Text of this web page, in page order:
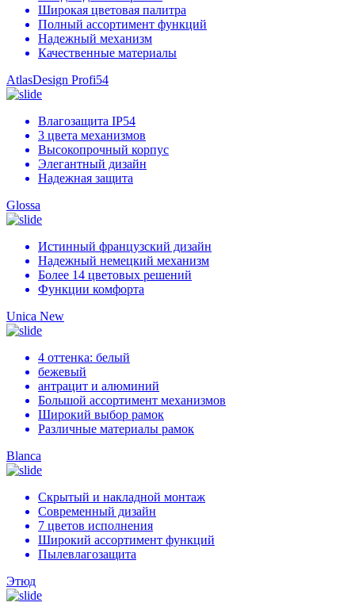
Широкая цветовая палитра
Полный ассортимент функций
Надежный механизм
Качественные материалы
AtlasDesign Profi54
Влагозащита IP54
3 цвета механизмов
Высокопрочный корпус
Элегантный дизайн
Надежная защита
Glossa
Истинный французский дизайн
Надежный немецкий механизм
Более 14 цветовых решений
Функции комфорта
Unica New
4 оттенка: белый
бежевый
антрацит и алюминий
Большой ассортимент механизмов
Широкий выбор рамок
Различные материалы рамок
Blanca
Скрытый и накладной монтаж
Современный дизайн
7 цветов исполнения
Широкий ассортимент функций
Пылевлагозащита
Этюд